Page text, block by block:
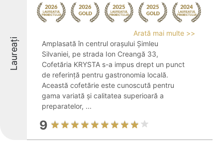
Laureați
Arată mai multe >>
Amplasată în centrul orașului Șimleu
Silvaniei, pe strada Ion Creangă 33,
Cofetăria KRYSTA s-a impus drept un punct
de referință pentru gastronomia locală.
Această cofetărie este cunoscută pentru
gama variată și calitatea superioară a
preparatelor, ...
9